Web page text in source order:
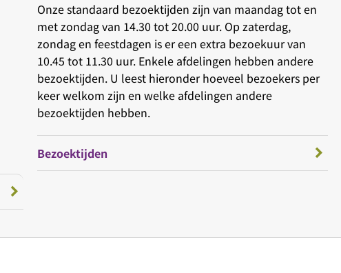
Onze standaard bezoektijden zijn van maandag tot en
met zondag van 14.30 tot 20.00 uur. Op zaterdag,
zondag en feestdagen is er een extra bezoekuur van
10.45 tot 11.30 uur. Enkele afdelingen hebben andere
bezoektijden. U leest hieronder hoeveel bezoekers per
keer welkom zijn en welke afdelingen andere
bezoektijden hebben.
Bezoektijden